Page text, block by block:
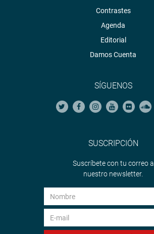
Contrastes
Agenda
Editorial
Damos Cuenta
SÍGUENOS
SUSCRIPCIÓN
Suscríbete con tu correo a
nuestro newsletter.